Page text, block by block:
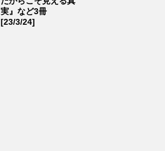
実』など3冊
[23/3/24]